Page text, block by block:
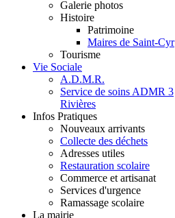
Galerie photos
Histoire
Patrimoine
Maires de Saint-Cyr
Tourisme
Vie Sociale
A.D.M.R.
Service de soins ADMR 3
Rivières
Infos Pratiques
Nouveaux arrivants
Collecte des déchets
Adresses utiles
Restauration scolaire
Commerce et artisanat
Services d'urgence
Ramassage scolaire
La mairie